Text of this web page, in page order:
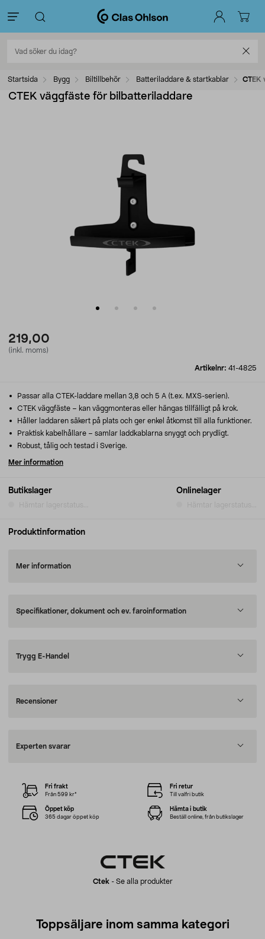
Startsida Bygg Biltillbehör Batteriladdare & startkablar
CTEK väggfäste för bilbatteriladdare
219,00
(inkl. moms)
Artikelnr: 41-4825
Butikslager
Hämtar lagerstatus...
Onlinelager
Hämtar lagerstatus...
Passar alla CTEK-laddare mellan 3,8 och 5 A (t.ex. MXS-serien).
CTEK väggfäste – kan väggmonteras eller hängas tillfälligt på krok.
Håller laddaren säkert på plats och ger enkel åtkomst till alla funktioner.
Praktisk kabelhållare – samlar laddkablarna snyggt och prydligt.
Robust, tålig och testad i Sverige.
Mer information
Produktinformation
Mer information
Specifikationer, dokument och ev. faroinformation
Trygg E-Handel
Recensioner
Experten svarar
Ctek- Se alla produkter
Fri frakt
Från 599 kr*
Fri retur
Till valfri butik
Öppet köp
365 dagar öppet köp
Hämta i butik
Beställ online, från butikslager
Toppsäljare inom samma kategori